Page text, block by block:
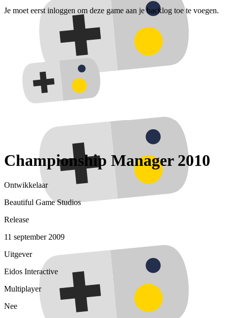
Je moet eerst inloggen om deze game aan je backlog toe te voegen.
Championship Manager 2010
Ontwikkelaar
Beautiful Game Studios
Release
11 september 2009
Uitgever
Eidos Interactive
Multiplayer
Nee